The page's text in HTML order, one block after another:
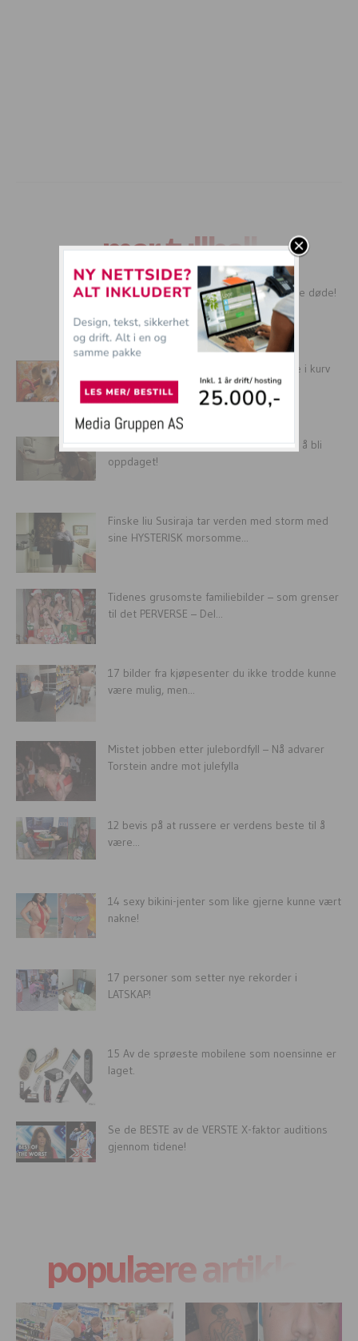
mer tullball
Motorsag-drap ryster lokalsamfunn – tre døde!
(OBS Sterke bilder)
Hundeeier mishandlet hund. Måtte sove i kurv
på gulvet med bånd!
AVSLØRING: Slik har du sex i luften uten å bli
oppdaget!
Finske Iiu Susiraja tar verden med storm med
sine HYSTERISK morsomme...
Tidenes grusomste familiebilder – som grenser
til det PERVERSE – Del...
17 bilder fra kjøpesenter du ikke trodde kunne
være mulig, men...
Mistet jobben etter julebordfyll – Nå advarer
Torstein andre mot julefylla
12 bevis på at russere er verdens beste til å
være...
14 sexy bikini-jenter som like gjerne kunne vært
nakne!
17 personer som setter nye rekorder i
LATSKAP!
15 Av de sprøeste mobilene som noensinne er
laget.
Se de BESTE av de VERSTE X-faktor auditions
gjennom tidene!
populære artikler